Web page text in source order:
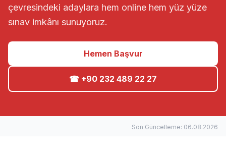
çevresindeki adaylara hem online hem yüz yüze
sınav imkânı sunuyoruz.
Hemen Başvur
☎ +90 232 489 22 27
Son Güncelleme: 06.08.2026